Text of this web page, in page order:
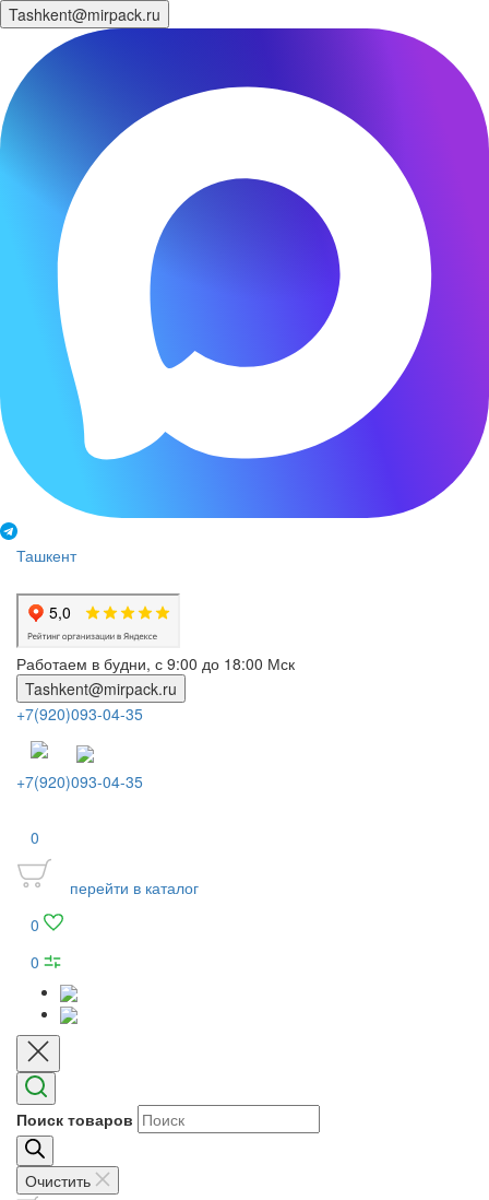
Tashkent@mirpack.ru
Ташкент
Работаем в будни, с 9:00 до 18:00 Мск
Tashkent@mirpack.ru
+7(920)093-04-35
+7(920)093-04-35
0
перейти в каталог
0
0
Поиск товаров
Очистить